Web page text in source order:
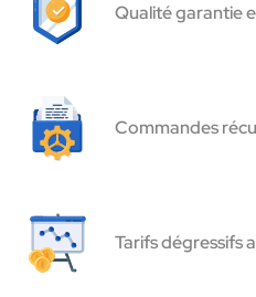
Qualité garantie
Commandes
Tarifs dégressifs